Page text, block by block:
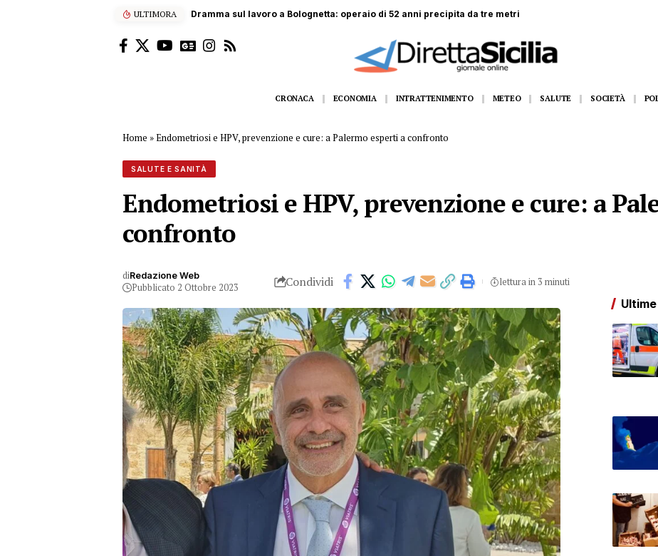
ULTIMORA Fontana di lava sull’Etna, aerei dirottati da Roma e Napoli
CRONACA ECONOMIA INTRATTENIMENTO METEO SALUTE SOCIETÀ
Home »Endometriosi e HPV, prevenzione e cure: a Palermo esperti a confronto
SALUTE E SANITÀ
Endometriosi e HPV, prevenzione e cure: a
confronto
diRedazione Web
Pubblicato 2 Ottobre 2023 Condividi lettura in 3 minuti